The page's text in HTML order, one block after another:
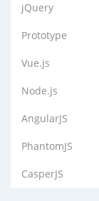
jQuery
Prototype
Vue.js
Node.js
AngularJS
PhantomJS
CasperJS